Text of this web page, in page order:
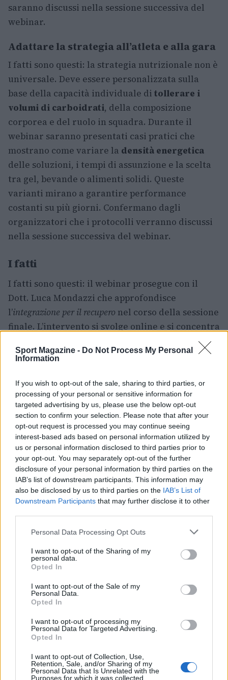
Sport Magazine - Do Not Process My Personal
Information
If you wish to opt-out of the sale, sharing to third parties, or
processing of your personal or sensitive information for
targeted advertising by us, please use the below opt-out
section to confirm your selection. Please note that after your
opt-out request is processed you may continue seeing
interest-based ads based on personal information utilized by
us or personal information disclosed to third parties prior to
your opt-out. You may separately opt-out of the further
disclosure of your personal information by third parties on the
IAB’s list of downstream participants. This information may
also be disclosed by us to third parties on the IAB’s List of
Downstream Participants that may further disclose it to other
Please note that this website/app uses one or more Google
not limited to your visit or usage behaviour. You may click to
grant or deny consent to Google and its third-party tags to
use your data for below specified purposes in below Google
consent section.
Personal Data Processing Opt Outs
I want to opt-out of the Sharing of my
personal data.
Opted In
I want to opt-out of the Sale of my
Personal Data.
Opted In
I want to opt-out of processing my
Personal Data for Targeted Advertising.
Opted In
I want to opt-out of Collection, Use,
Retention, Sale, and/or Sharing of my
Personal Data that Is Unrelated with the
Purposes for which it was collected.
saranno discussi nella sessione successiva del
webinar.
Adattare la strategia all’atleta e alla gara
I fatti sono questi: la strategia nutrizionale non è
universale. Deve essere personalizzata sulla
base della capacità individuale di tollerare i
volumi di carboidrati, della composizione
corporea e del ruolo in squadra. Durante il
webinar saranno presentati casi pratici che
mostrano come variare la densità energetica
delle soluzioni, i tempi di assunzione e la scelta
tra gel, bevande o alimenti solidi. Queste
varianti mirano a garantire performance
costanti su più giorni. Confermano dagli
organizzatori che i protocolli verranno discussi
nella sessione successiva del webinar.
I fatti
I fatti sono questi: il webinar prosegue con il
Dott. Luca Mondazzi che approfondisce
l’integrazione per il recupero nel corso della sessione
finale. L’intervento si svolge online e si concentra
su misure pratiche per ricostituire le riserve
energetiche, controllare l’infiammazione e
gare. L’obiettivo è fornire protocolli applicabili
ad atleti di diversi livelli.
Il relatore illustrerà tempistiche e composizione
dei pasti post-gara. Verranno analizzati i
rapporti ottimali tracarboidratieproteinee le
finestre metaboliche per l’assunzione
nutrizionale. Si discuterà inoltre l’uso mirato di
integratori per accelerare il recupero e ridurre
il rischio di sovraccarico.
Il webinar è rivolto a ciclisti amatori agonisti e a
performance. Secondo fonti ufficiali, la
presentazione include esempi tratti dal mondo
professionistico per facilitare la traduzione
delle conoscenze in protocolli replicabili.
Confermano dagli organizzatori che i protocolli
verranno discussi nella sessione successiva del
webinar.
Dettagli pratici e iscrizione